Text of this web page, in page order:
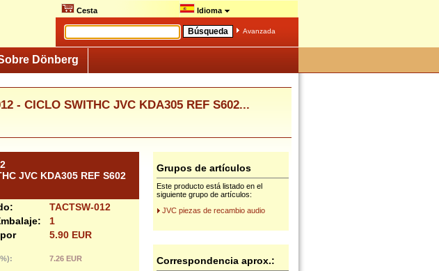
Cesta Idioma
Avanzada
Dönberg
- CICLO SWITHC JVC KDA305 REF S602...
JVC KDA305 REF S602
TACTSW-012
1
5.90 EUR
7.26 EUR
Grupos de artículos
Este producto está listado en el
siguiente grupo de artículos:
JVC piezas de recambio audio
Correspondencia aprox.: